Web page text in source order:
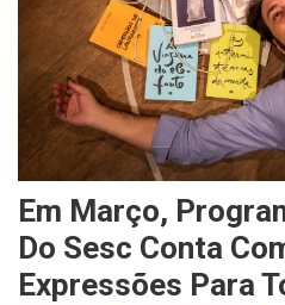
Em Março,
Do Sesc Conta
Expressões Para